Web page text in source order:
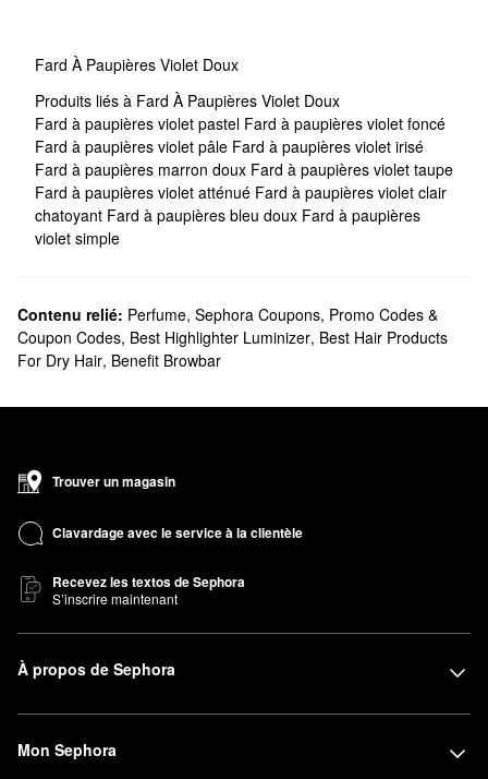
Fard À Paupières Violet Doux
Produits liés à Fard À Paupières Violet Doux
Fard à paupières violet pastel Fard à paupières violet foncé
Fard à paupières violet pâle Fard à paupières violet irisé
Fard à paupières marron doux Fard à paupières violet taupe
Fard à paupières violet atténué Fard à paupières violet clair
chatoyant Fard à paupières bleu doux Fard à paupières
violet simple
Contenu relié: Perfume, Sephora Coupons, Promo Codes &
Coupon Codes, Best Highlighter Luminizer, Best Hair Products
For Dry Hair, Benefit Browbar
Trouver un magasin
Clavardage avec le service à la clientèle
Recevez les textos de Sephora
S’inscrire maintenant
À propos de Sephora
Mon Sephora